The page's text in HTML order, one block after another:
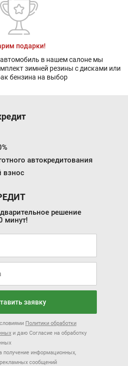
подарки!
в нашем салоне мы
зимней резины с дисками или
бензина на выбор
автокредитования
взнос
решение
минут!
заявку
Политики обработки
и даю Согласие на обработку
получение информационных,
сообщений